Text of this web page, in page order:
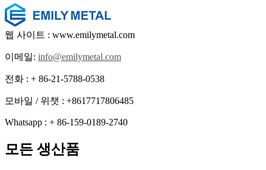
웹 사이트 : www.emilymetal.com
이메일: info@emilymetal.com
전화 : + 86-21-5788-0538
모바일 / 위챗 : +8617717806485
Whatsapp : + 86-159-0189-2740
모든 생산품